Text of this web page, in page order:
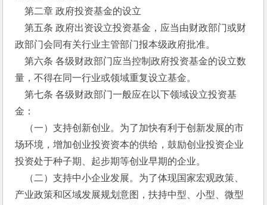
第二章 政府投资基金的设立
第五条 政府出资设立投资基金，应当由财政部门或财
政部门会同有关行业主管部门报本级政府批准。
第六条 各级财政部门应当控制政府投资基金的设立数
量，不得在同一行业或领域重复设立基金。
第七条 各级财政部门一般应在以下领域设立投资基
金：
（一）支持创新创业。为了加快有利于创新发展的市
场环境，增加创业投资资本的供给，鼓励创业投资企业
投资处于种子期、起步期等创业早期的企业。
（二）支持中小企业发展。为了体现国家宏观政策、
产业政策和区域发展规划意图，扶持中型、小型、微型